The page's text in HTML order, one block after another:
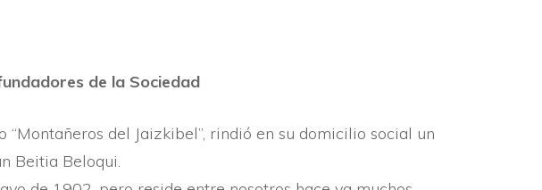
de la Sociedad
del Jaizkibel”, rindió en su domicilio social un
Beitia Beloqui.